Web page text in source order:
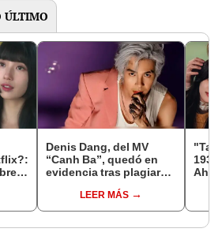
ÚLTIMO
la
Denis Dang, del MV
“Canh Ba”, quedó en
evidencia tras plagiar
LEER MÁS
Ah